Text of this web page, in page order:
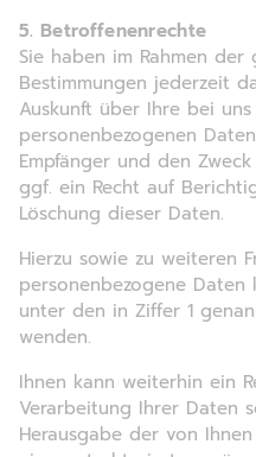
5. Betroffenenrechte
Sie haben im Rahmen
Bestimmungen jederzeit
Auskunft über Ihre bei
personenbezogenen
Empfänger und den
ggf. ein Recht auf
Löschung dieser Daten.
Hierzu sowie zu weiteren
personenbezogene
unter den in Ziffer 1
wenden.
Ihnen kann weiterhin ein
Verarbeitung Ihrer Daten
Herausgabe der von